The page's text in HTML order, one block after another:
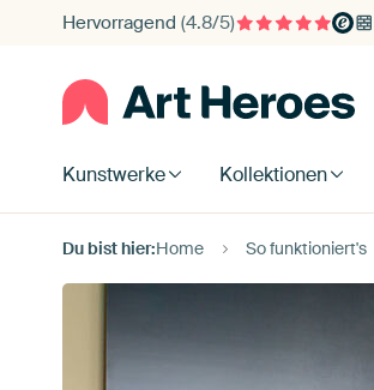
Hervorragend (4.8/5)
Kunstwerke Kollektionen
Du bist hier:Home So funktioniert's